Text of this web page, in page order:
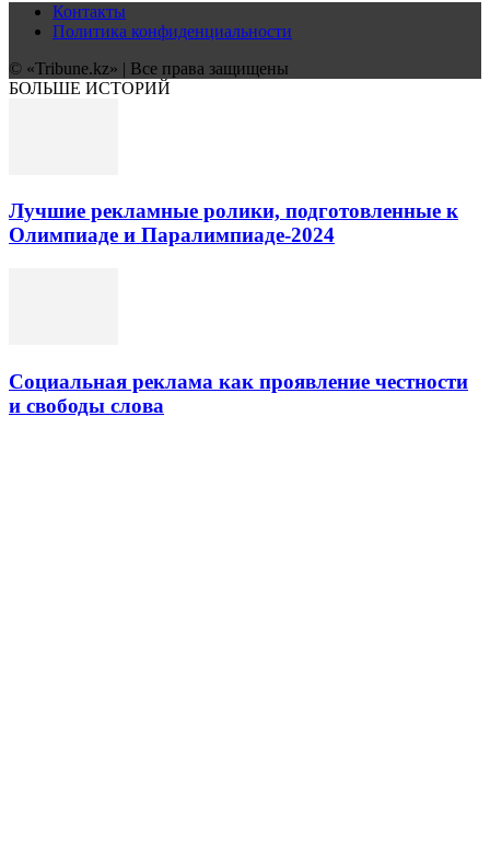
Контакты
Политика конфиденциальности
© «Tribune.kz» | Все права защищены
БОЛЬШЕ ИСТОРИЙ
Лучшие рекламные ролики, подготовленные к
Олимпиаде и Паралимпиаде-2024
Социальная реклама как проявление честности
и свободы слова